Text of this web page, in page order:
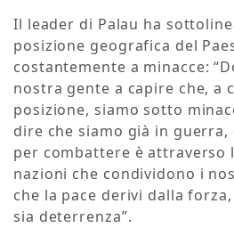
Il leader di Palau ha
posizione geografica del
costantemente a minacce:
nostra gente a capire che, a
posizione, siamo sotto
dire che siamo già in
per combattere è attraverso
nazioni che condividono i
che la pace derivi dalla
sia deterrenza”.